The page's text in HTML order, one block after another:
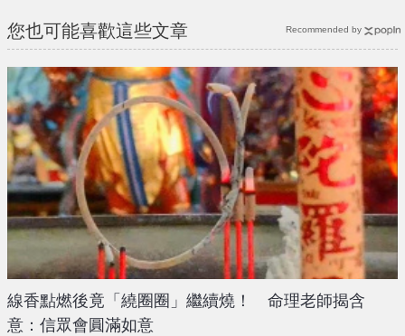
您也可能喜歡這些文章
線香點燃後竟「繞圈圈」繼續燒！ 命理老師揭含
意：信眾會圓滿如意
Recommended by